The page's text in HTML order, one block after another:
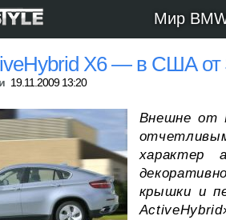
Мир
X6 — в США от
19.11.2009 13:20
Внешне от
характер
крышки и